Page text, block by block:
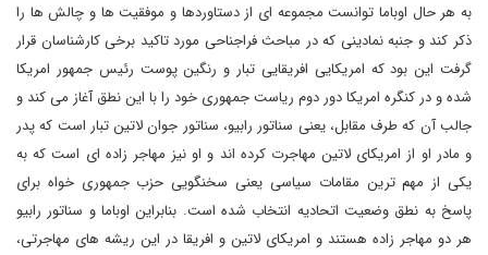
به هر حال اوباما توانست مجموعه ای از دستاوردها و موفقیت ها و چالش ها را
ذکر کند و جنبه نمادینی که در مباحث فراجناحی مورد تاکید برخی کارشناسان قرار
گرفت این بود که امریکایی افریقایی تبار و رنگین پوست رئیس جمهور امریکا
شده و در کنگره امریکا دور دوم ریاست جمهوری خود را با این نطق آغاز می کند و
جالب آن که طرف مقابل، یعنی سناتور رابیو، سناتور جوان لاتین تبار است که پدر
و مادر او از امریکای لاتین مهاجرت کرده اند و او نیز مهاجر زاده ای است که به
یکی از مهم ترین مقامات سیاسی یعنی سخنگویی حزب جمهوری خواه برای
پاسخ به نطق وضعیت اتحادیه انتخاب شده است. بنابراین اوباما و سناتور رابیو
هر دو مهاجر زاده هستند و امریکای لاتین و افریقا در این ریشه های مهاجرتی،